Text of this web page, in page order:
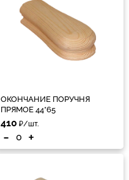
ОКОНЧАНИЕ ПОРУЧНЯ
ПРЯМОЕ 44*65
410 ₽/шт.
- +